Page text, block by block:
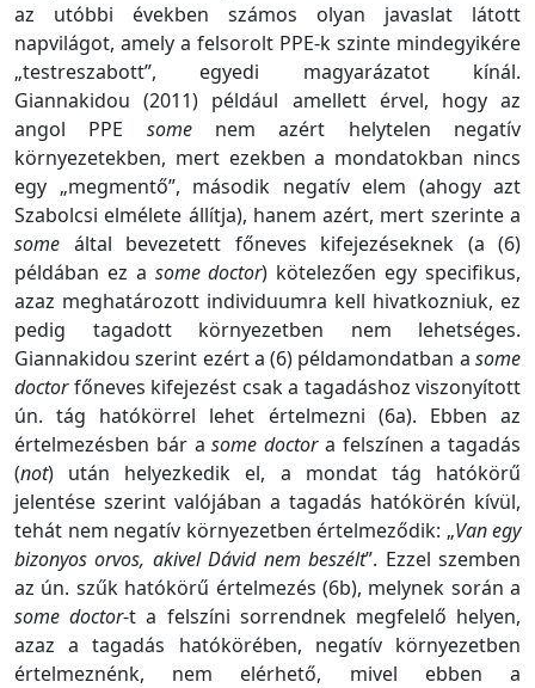
az utóbbi években számos olyan javaslat látott
napvilágot, amely a felsorolt PPE-k szinte mindegyikére
„testreszabott”, egyedi magyarázatot kínál.
Giannakidou (2011) például amellett érvel, hogy az
angol PPE somenem azért helytelen negatív
környezetekben, mert ezekben a mondatokban nincs
egy „megmentő”, második negatív elem (ahogy azt
Szabolcsi elmélete állítja), hanem azért, mert szerinte a
some által bevezetett főneves kifejezéseknek (a (6)
példában ez a some doctor) kötelezően egy specifikus,
azaz meghatározott individuumra kell hivatkozniuk, ez
pedig tagadott környezetben nem lehetséges.
Giannakidou szerint ezért a (6) példamondatban a some
doctorfőneves kifejezést csak a tagadáshoz viszonyított
ún. tág hatókörrel lehet értelmezni (6a). Ebben az
értelmezésben bár asome doctora felszínen a tagadás
(not) után helyezkedik el, a mondat tág hatókörű
jelentése szerint valójában a tagadás hatókörén kívül,
tehát nem negatív környezetben értelmeződik: „Van egy
bizonyos orvos, akivel Dávid nem beszélt”. Ezzel szemben
az ún. szűk hatókörű értelmezés (6b), melynek során a
some doctor-t a felszíni sorrendnek megfelelő helyen,
azaz a tagadás hatókörében, negatív környezetben
értelmeznénk, nem elérhető, mivel ebben a